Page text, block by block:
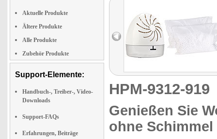
Aktuelle Produkte
Ältere Produkte
Alle Produkte
Zubehör Produkte
Support-Elemente:
Handbuch-, Treiber-, Video-
Downloads
Support-FAQs
Erfahrungen, Beiträge
HPM-9312-
Genießen Sie
ohne